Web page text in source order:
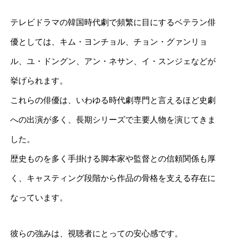
テレビドラマの韓国時代劇で頻繁に目にするベテラン俳
優としては、キム・ヨンチョル、チョン・グァンリョ
ル、ユ・ドングン、アン・ネサン、イ・スンジェなどが
挙げられます。
これらの俳優は、いわゆる時代劇専門と言えるほど史劇
への出演が多く、長期シリーズで主要人物を演じてきま
した。
歴史ものを多く手掛ける脚本家や監督との信頼関係も厚
く、キャスティング段階から作品の骨格を支える存在に
なっています。
彼らの強みは、視聴者にとっての安心感です。